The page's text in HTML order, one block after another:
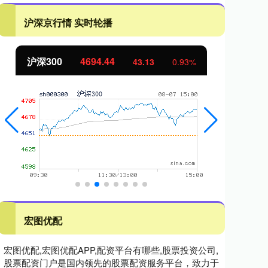
沪深京行情 实时轮播
0.93% 北证50 1134.24
宏图优配
宏图优配,宏图优配APP,配资平台有哪些,股票投资公司,
股票配资门户是国内领先的股票配资服务平台，致力于